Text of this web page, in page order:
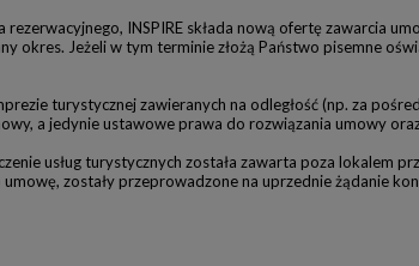
INSPIRE składa nową ofertę zawarcia
okres. Jeżeli w tym terminie złożą Państwo pisemne
turystycznej zawieranych na odległość (np. za
a jedynie ustawowe prawa do rozwiązania umowy
usług turystycznych została zawarta poza lokalem
zostały przeprowadzone na uprzednie żądanie